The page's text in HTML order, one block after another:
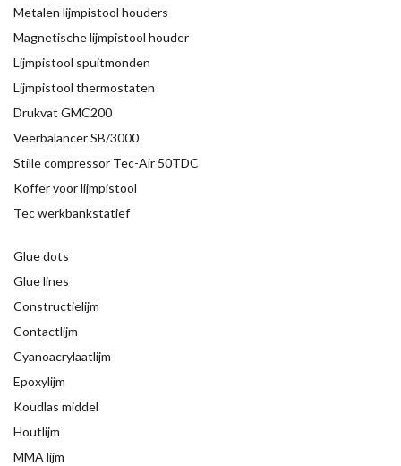
Metalen lijmpistool houders
Magnetische lijmpistool houder
Lijmpistool spuitmonden
Lijmpistool thermostaten
Drukvat GMC200
Veerbalancer SB/3000
Stille compressor Tec-Air 50TDC
Koffer voor lijmpistool
Tec werkbankstatief
Glue dots
Glue lines
Constructielijm
Contactlijm
Cyanoacrylaatlijm
Epoxylijm
Koudlas middel
Houtlijm
MMA lijm